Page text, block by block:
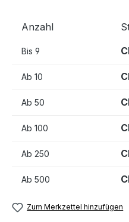
Anzahl
Bis 9
Ab 10
Ab 50
Ab 100
Ab 250
Ab 500
Zum Merkzettel hinzufügen